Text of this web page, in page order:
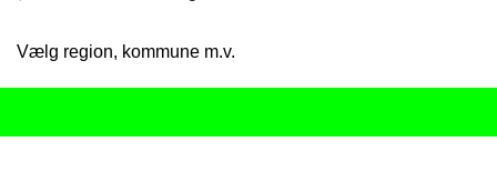
Vælg region, kommune m.v.